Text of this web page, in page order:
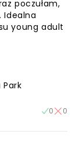
poczułam,
Idealna
young adult
Park
0 0